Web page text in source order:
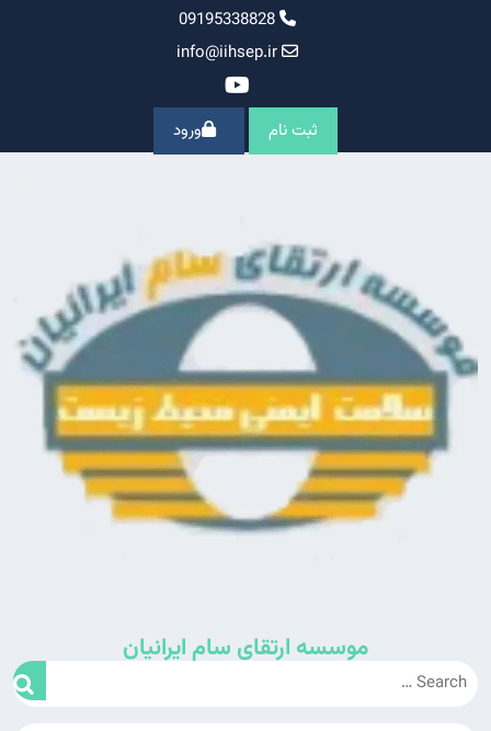
09195338828
info@iihsep.ir
ثبت نام ورود
موسسه ارتقای سام ایرانیان